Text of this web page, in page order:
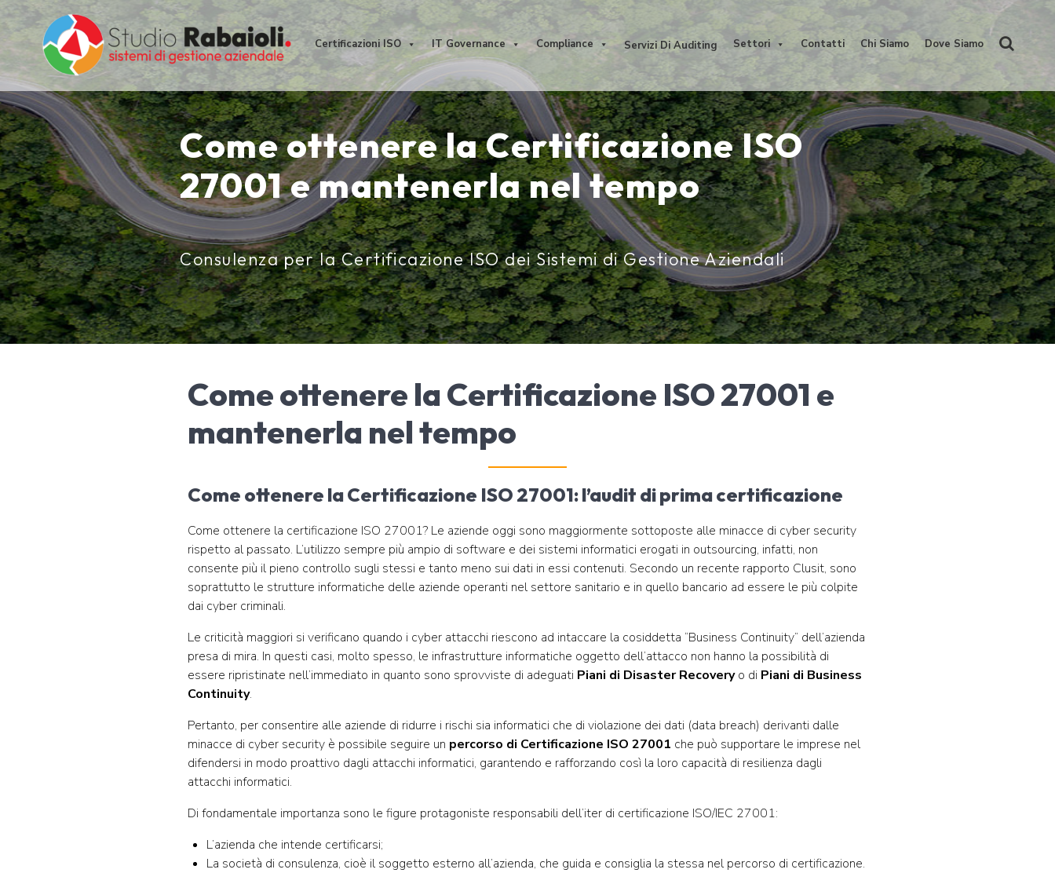
Salta
al
contenuto
Certificazioni ISO IT Governance Compliance Servizi Di Auditing Settori Contatti Chi Siamo Dove Siamo
Come ottenere la Certificazione ISO
27001 e mantenerla nel tempo
Consulenza per la Certificazione ISO dei Sistemi di Gestione Aziendali
Come ottenere la Certificazione ISO 27001 e
mantenerla nel tempo
Come ottenere la Certificazione ISO 27001: l’audit di prima certificazione
Come ottenere la certificazione ISO 27001? Le aziende oggi sono maggiormente sottoposte alle minacce di cyber security
rispetto al passato. L’utilizzo sempre più ampio di software e dei sistemi informatici erogati in outsourcing, infatti, non
consente più il pieno controllo sugli stessi e tanto meno sui dati in essi contenuti. Secondo un recente rapporto Clusit, sono
soprattutto le strutture informatiche delle aziende operanti nel settore sanitario e in quello bancario ad essere le più colpite
dai cyber criminali.
Le criticità maggiori si verificano quando i cyber attacchi riescono ad intaccare la cosiddetta “Business Continuity” dell’azienda
presa di mira. In questi casi, molto spesso, le infrastrutture informatiche oggetto dell’attacco non hanno la possibilità di
essere ripristinate nell’immediato in quanto sono sprovviste di adeguati Piani di Disaster Recoveryo di Piani di Business
Continuity.
Pertanto, per consentire alle aziende di ridurre i rischi sia informatici che di violazione dei dati (data breach) derivanti dalle
minacce di cyber security è possibile seguire un percorso di Certificazione ISO 27001 che può supportare le imprese nel
difendersi in modo proattivo dagli attacchi informatici, garantendo e rafforzando così la loro capacità di resilienza dagli
attacchi informatici.
Di fondamentale importanza sono le figure protagoniste responsabili dell’iter di certificazione ISO/IEC 27001:
L’azienda che intende certificarsi;
La società di consulenza, cioè il soggetto esterno all’azienda, che guida e consiglia la stessa nel percorso di certificazione.